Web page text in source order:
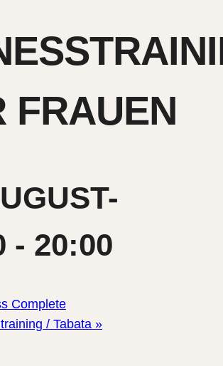
FRAUEN
- 20:00
Complete
/ Tabata »